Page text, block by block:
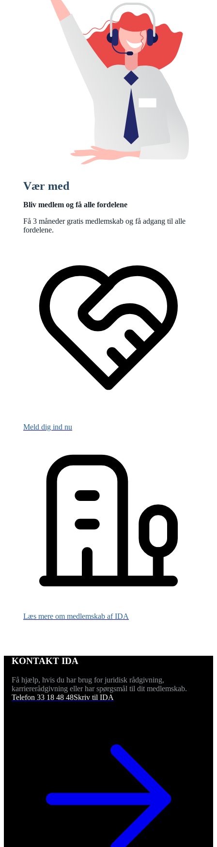
Vær med
Bliv medlem og få alle fordelene
Få 3 måneder gratis medlemskab og få adgang til alle
fordelene.
Meld dig ind nu
Læs mere om medlemskab af IDA
KONTAKT IDA
Få hjælp, hvis du har brug for juridisk rådgivning,
karriererådgivning eller har spørgsmål til dit medlemskab.
Telefon 33 18 48 48Skriv til IDA